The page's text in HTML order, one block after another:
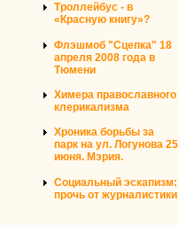
Троллейбус - в
«Красную книгу»?
Флэшмоб "Сцепка" 18
апреля 2008 года в
Тюмени
Химера православного
клерикализма
Хроника борьбы за
парк на ул. Логунова 25
июня. Мэрия.
Социальный эскапизм:
прочь от журналистики